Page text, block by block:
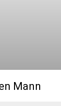
Mann